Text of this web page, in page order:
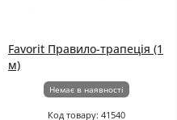
Favorit Правило-трапеція (1
м)
Немає в наявності
Код товару: 41540